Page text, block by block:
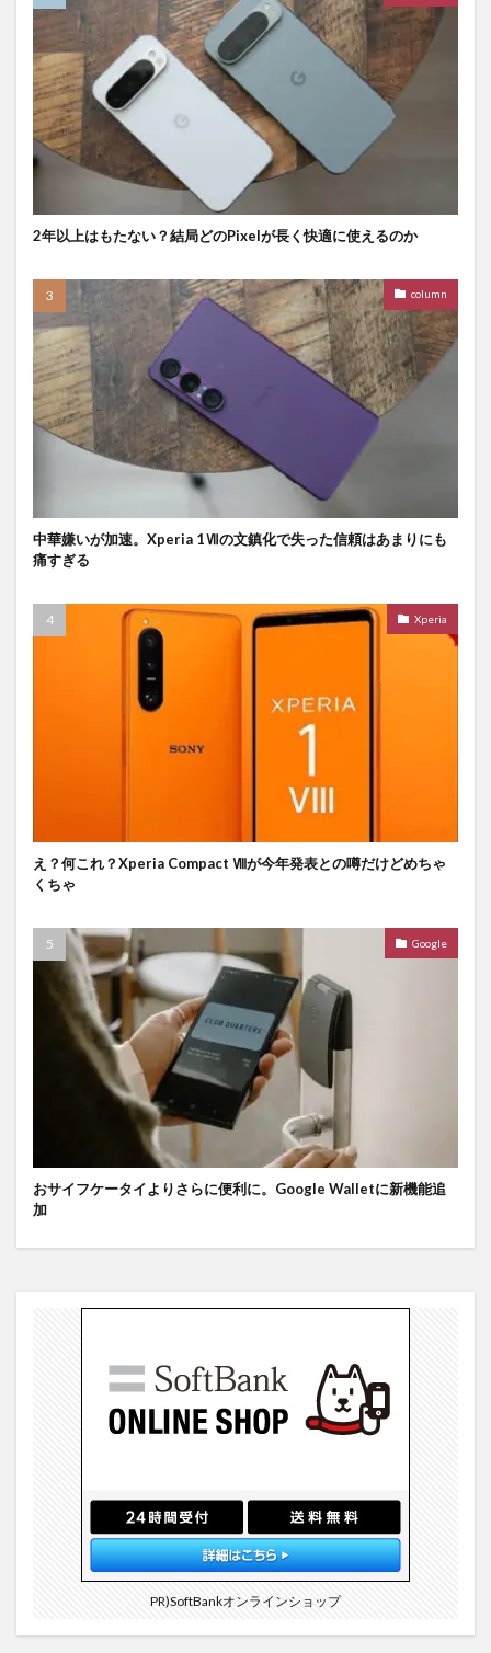
2年以上はもたない？結局どのPixelが長く快適に使えるのか
column
中華嫌いが加速。Xperia 1Ⅶの文鎮化で失った信頼はあまりにも
痛すぎる
Xperia
え？何これ？Xperia Compact Ⅷが今年発表との噂だけどめちゃ
くちゃ
Google
おサイフケータイよりさらに便利に。Google Walletに新機能追
加
PR)SoftBankオンラインショップ